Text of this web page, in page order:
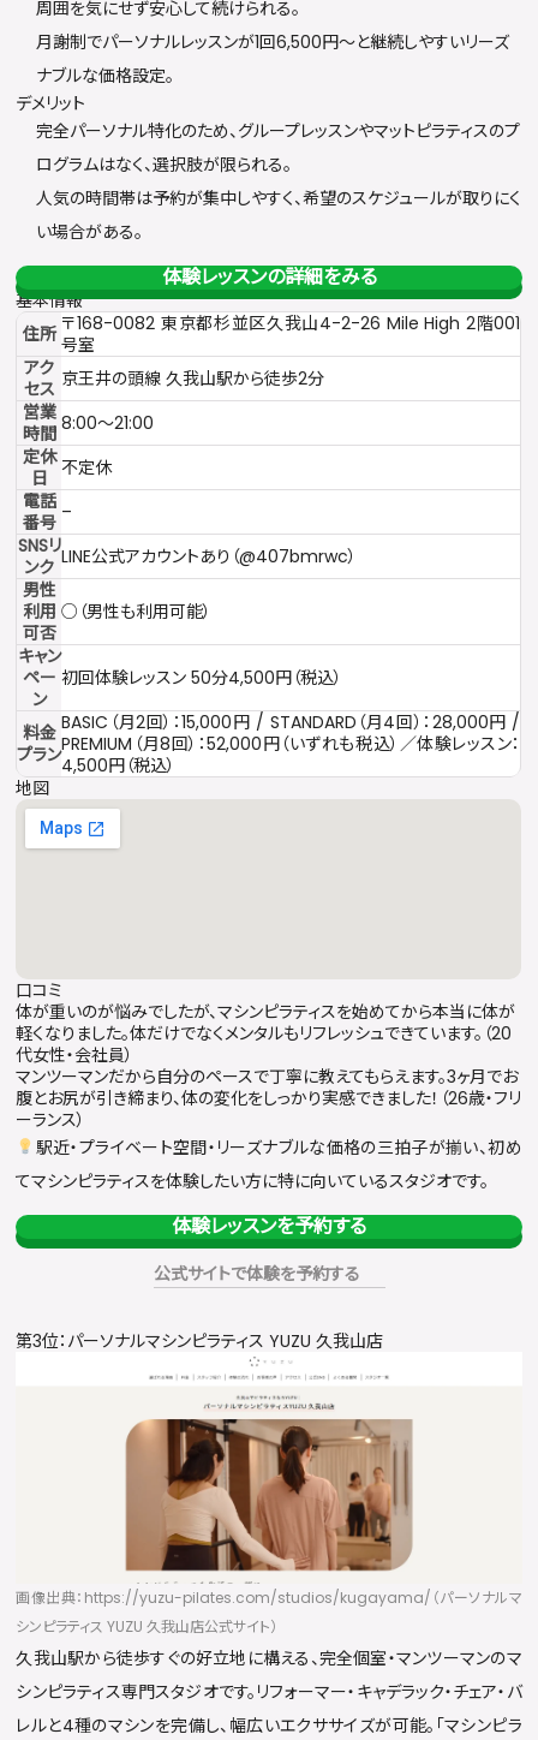
周囲を気にせず安心して続けられる。
月謝制でパーソナルレッスンが1回6,500円〜と継続しやすいリーズ
ナブルな価格設定。
デメリット
完全パーソナル特化のため、グループレッスンやマットピラティスのプ
ログラムはなく、選択肢が限られる。
人気の時間帯は予約が集中しやすく、希望のスケジュールが取りにく
い場合がある。
体験レッスンの詳細をみる
基本情報
住所 〒168-0082 東京都杉並区久我山4-2-26 Mile High 2階001
号室
アク
セス 京王井の頭線 久我山駅から徒歩2分
営業
時間 8:00〜21:00
定休
日
不定休
電話
番号 –
SNSリ
ンク LINE公式アカウントあり（@407bmrwc）
男性
利用
可否
○（男性も利用可能）
キャン
ペー
ン
初回体験レッスン 50分4,500円（税込）
料金
プラン
BASIC（月2回）：15,000円 / STANDARD（月4回）：28,000円 /
PREMIUM（月8回）：52,000円（いずれも税込）／体験レッスン：
4,500円（税込）
地図
口コミ
体が重いのが悩みでしたが、マシンピラティスを始めてから本当に体が
軽くなりました。体だけでなくメンタルもリフレッシュできています。（20
代女性・会社員）
マンツーマンだから自分のペースで丁寧に教えてもらえます。3ヶ月でお
腹とお尻が引き締まり、体の変化をしっかり実感できました！（26歳・フリ
ーランス）
駅近・プライベート空間・リーズナブルな価格の三拍子が揃い、初め
てマシンピラティスを体験したい方に特に向いているスタジオです。
体験レッスンを予約する
公式サイトで体験を予約する
第3位：パーソナルマシンピラティス YUZU 久我山店
画像出典：https://yuzu-pilates.com/studios/kugayama/（パーソナルマ
シンピラティス YUZU 久我山店公式サイト）
久我山駅から徒歩すぐの好立地に構える、完全個室・マンツーマンのマ
シンピラティス専門スタジオです。リフォーマー・キャデラック・チェア・バ
レルと4種のマシンを完備し、幅広いエクササイズが可能。「マシンピラ